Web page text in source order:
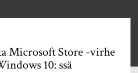
Microsoft Store -virhe
10: ssä